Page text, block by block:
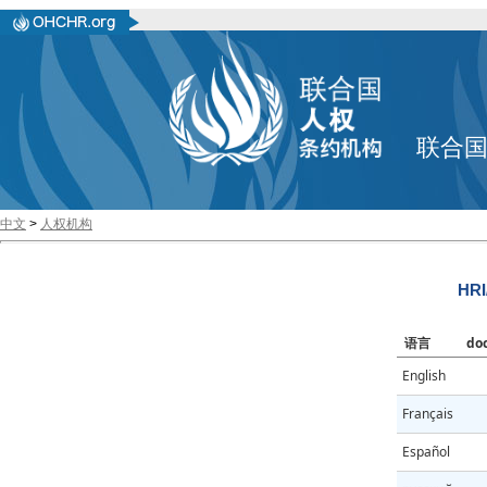
联合
中文 > 人权机构
语言
English
Français
Español